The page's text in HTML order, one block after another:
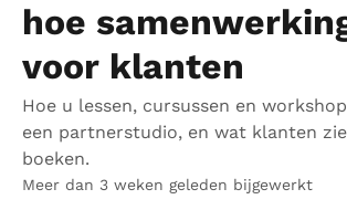
hoe
voor klanten
Hoe u lessen, cursussen en
een partnerstudio, en wat klanten
boeken.
Meer dan 3 weken geleden bijgewerkt